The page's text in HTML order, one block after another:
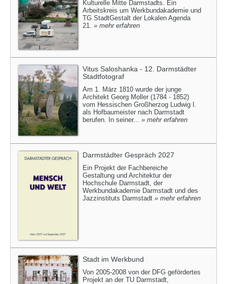
Kulturelle Mitte Darmstadts. Ein
Arbeitskreis um Werkbundakademie und
TG StadtGestalt der Lokalen Agenda
21.
» mehr erfahren
Vitus Saloshanka - 12. Darmstädter
Stadtfotograf
Am 1. März 1810 wurde der junge
Architekt Georg Moller (1784 - 1852)
vom Hessischen Großherzog Ludwig I.
als Hofbaumeister nach Darmstadt
berufen. In seiner...
» mehr erfahren
Darmstädter Gespräch 2027
Ein Projekt der Fachbereiche
Gestaltung und Architektur der
Hochschule Darmstadt, der
Werkbundakademie Darmstadt und des
Jazzinstituts Darmstadt » mehr erfahren
Stadt im Werkbund
Von 2005-2008 von der DFG gefördertes
Projekt an der TU Darmstadt,